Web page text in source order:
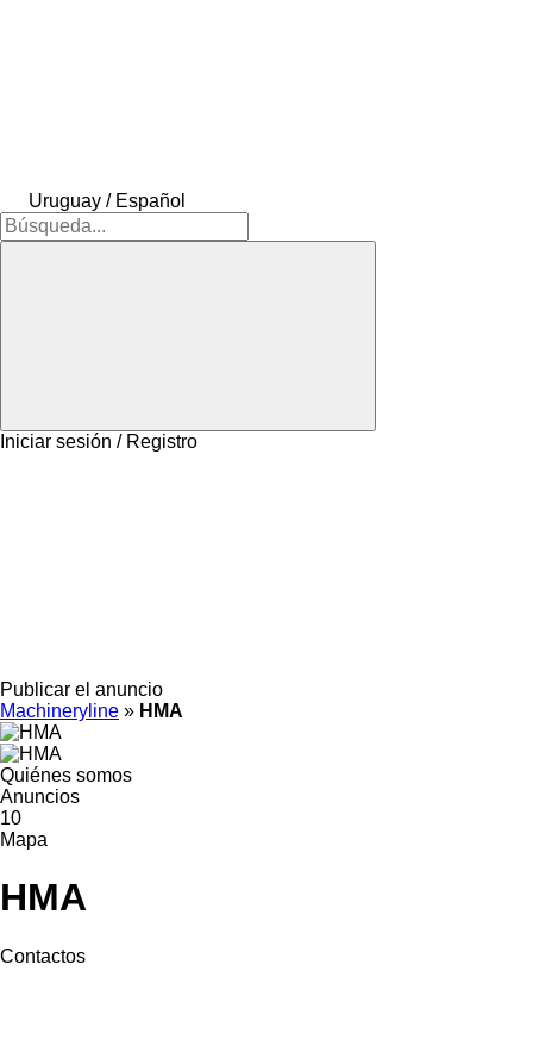
Uruguay / Español
Iniciar sesión / Registro
Publicar el anuncio
Machineryline » HMA
Quiénes somos
Anuncios
10
Mapa
HMA
Contactos